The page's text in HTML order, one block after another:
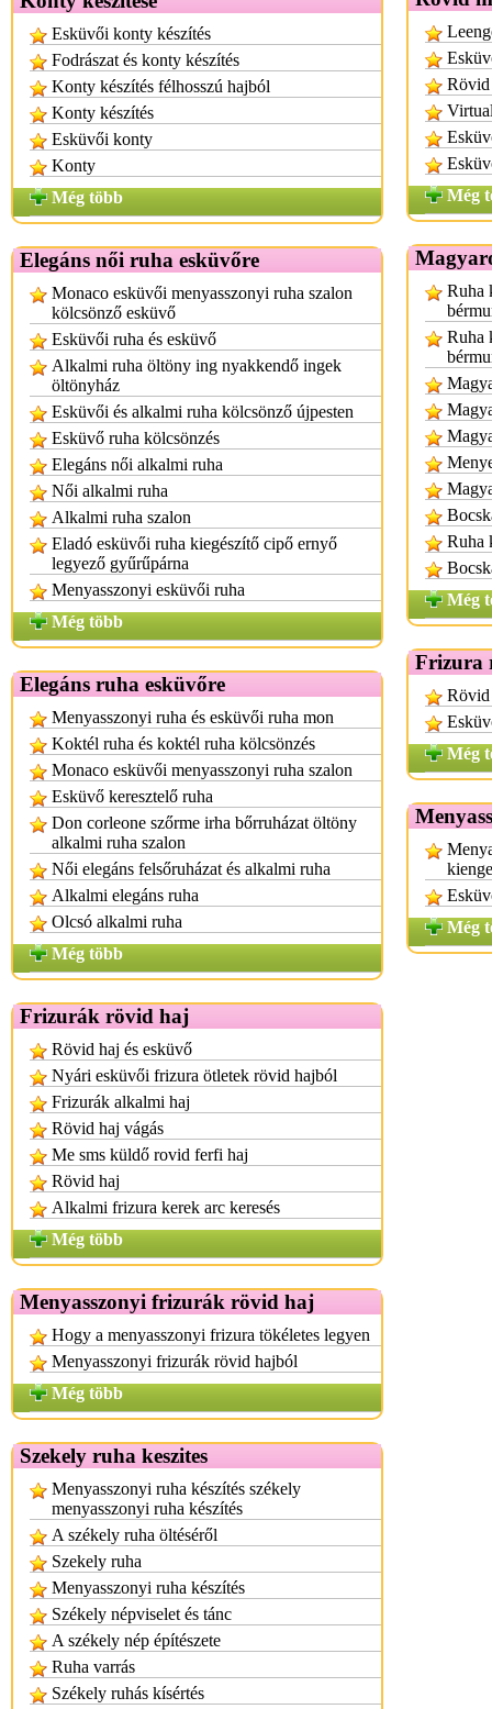
Esküvői konty készítés
Fodrászat és konty készítés
Konty készítés félhosszú hajból
Konty készítés
Esküvői konty
Konty
Még több
Elegáns női ruha esküvőre
Monaco esküvői menyasszonyi ruha szalon
kölcsönző esküvő
Esküvői ruha és esküvő
Alkalmi ruha öltöny ing nyakkendő ingek
öltönyház
Esküvői és alkalmi ruha kölcsönző újpesten
Esküvő ruha kölcsönzés
Elegáns női alkalmi ruha
Női alkalmi ruha
Alkalmi ruha szalon
Eladó esküvői ruha kiegészítő cipő ernyő
legyező gyűrűpárna
Menyasszonyi esküvői ruha
Még több
Elegáns ruha esküvőre
Menyasszonyi ruha és esküvői ruha mon
Koktél ruha és koktél ruha kölcsönzés
Monaco esküvői menyasszonyi ruha szalon
Esküvő keresztelő ruha
Don corleone szőrme irha bőrruházat öltöny
alkalmi ruha szalon
Női elegáns felsőruházat és alkalmi ruha
Alkalmi elegáns ruha
Olcsó alkalmi ruha
Még több
Frizurák rövid haj
Rövid haj és esküvő
Nyári esküvői frizura ötletek rövid hajból
Frizurák alkalmi haj
Rövid haj vágás
Me sms küldő rovid ferfi haj
Rövid haj
Alkalmi frizura kerek arc keresés
Még több
Menyasszonyi frizurák rövid haj
Hogy a menyasszonyi frizura tökéletes legyen
Menyasszonyi frizurák rövid hajból
Még több
Szekely ruha keszites
Menyasszonyi ruha készítés székely
menyasszonyi ruha készítés
A székely ruha öltéséről
Szekely ruha
Menyasszonyi ruha készítés
Székely népviselet és tánc
A székely nép építészete
Ruha varrás
Székely ruhás kísértés
Rövid
Még
Ruha
Ruha
Ruha
Még
Frizura
Rövid
Még
Még